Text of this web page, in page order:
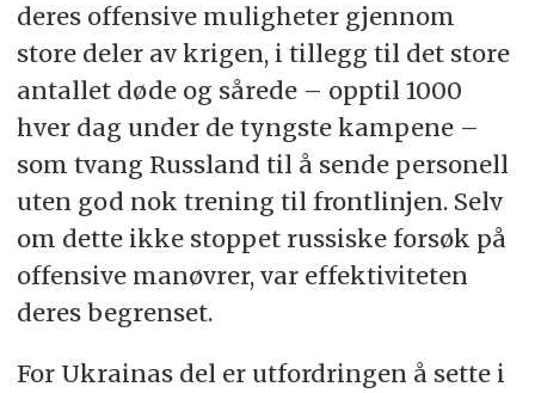
deres offensive muligheter gjennom
store deler av krigen, i tillegg til det store
antallet døde og sårede – opptil 1000
hver dag under de tyngste kampene –
som tvang Russland til å sende personell
uten god nok trening til frontlinjen. Selv
om dette ikke stoppet russiske forsøk på
offensive manøvrer, var effektiviteten
deres begrenset.
For Ukrainas del er utfordringen å sette i